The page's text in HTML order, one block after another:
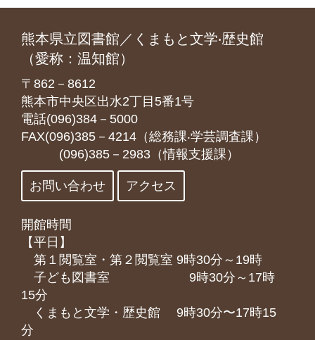
熊本県立図書館／くまもと文学‧歴史館
（愛称：温知館）
〒862－8612
熊本市中央区出水2丁目5番1号
電話(096)384－5000
FAX(096)385－4214（総務課‧学芸調査課）
(096)385－2983（情報支援課）
お問い合わせ アクセス
開館時間
【平日】
第１閲覧室・第２閲覧室 9時30分～19時
子ども図書室 9時30分～17時
15分
くまもと⽂学・歴史館 9時30分〜17時15
分